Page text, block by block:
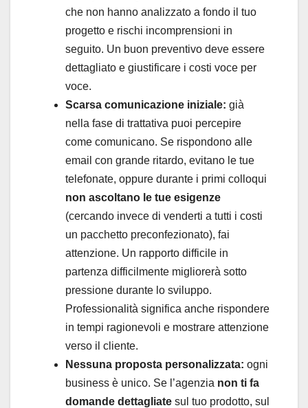
che non hanno analizzato a fondo il tuo
progetto e rischi incomprensioni in
seguito. Un buon preventivo deve essere
dettagliato e giustificare i costi voce per
voce.
Scarsa comunicazione iniziale: già
nella fase di trattativa puoi percepire
come comunicano. Se rispondono alle
email con grande ritardo, evitano le tue
telefonate, oppure durante i primi colloqui
non ascoltano le tue esigenze
(cercando invece di venderti a tutti i costi
un pacchetto preconfezionato), fai
attenzione. Un rapporto difficile in
partenza difficilmente migliorerà sotto
pressione durante lo sviluppo.
Professionalità significa anche rispondere
in tempi ragionevoli e mostrare attenzione
verso il cliente.
Nessuna proposta personalizzata: ogni
business è unico. Se l’agenzia non ti fa
domande dettagliate sul tuo prodotto, sul